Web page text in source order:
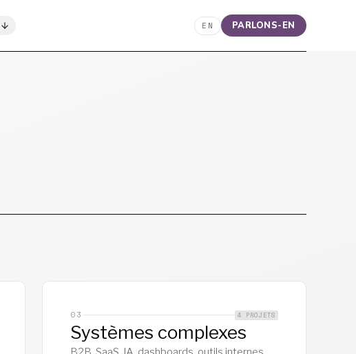
EN PARLONS-EN
03 4 PROJETS
Systèmes complexes